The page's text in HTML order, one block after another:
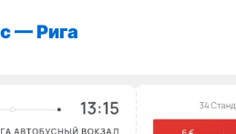
— Рига